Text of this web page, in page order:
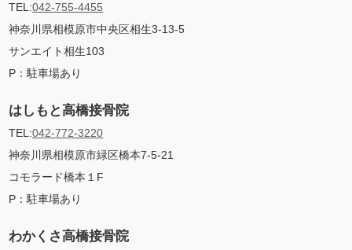
TEL:042-755-4455
神奈川県相模原市中央区相生3-13-5
サンエイト相生103
P：駐車場あり
はしもと高橋接骨院
TEL:042-772-3220
神奈川県相模原市緑区橋本7-5-21
コモラード橋本１F
P：駐車場あり
わかくさ高橋接骨院